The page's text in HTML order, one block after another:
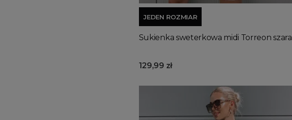
JEDEN ROZMIAR
Sukienka sweterkowa midi Torreon szara
129,99 zł